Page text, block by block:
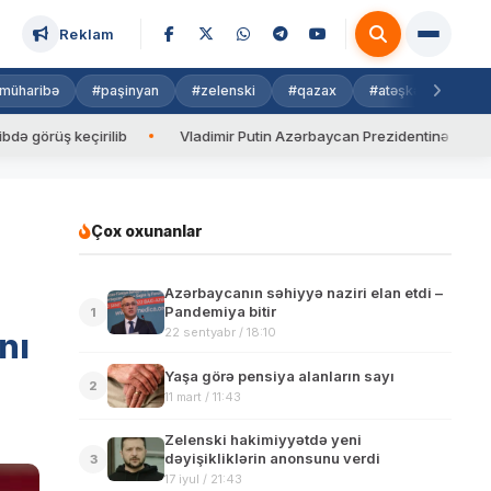
Reklam
#paşinyan #zelenski #qazax #atəşkəs
keçirilib Vladimir Putin Azərbaycan Prezidentinə zəng edib
Çox oxunanlar
1
Azərbaycanın səhiyyə naziri elan etdi –
Pandemiya bitir
22 sentyabr / 18:10
2
Yaşa görə pensiya alanların sayı
11 mart / 11:43
3
Zelenski hakimiyyətdə yeni
dəyişikliklərin anonsunu verdi
17 iyul / 21:43